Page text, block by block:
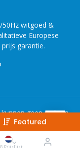
Featured
Prijslijst
50Hz witgoed &
Europese
garantie.
geen rechten
deze website.